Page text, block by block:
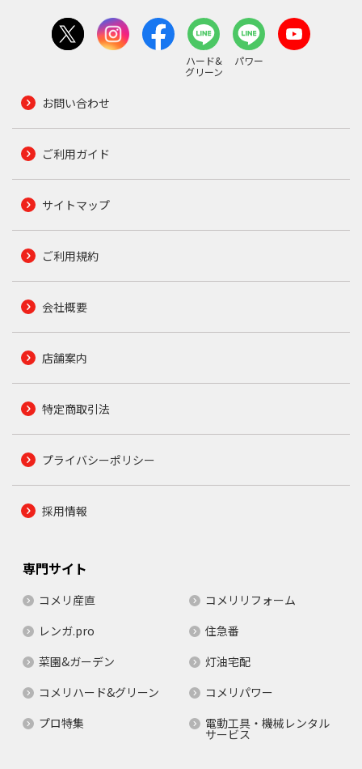
ハード&
グリーン
パワー
お問い合わせ
ご利用ガイド
サイトマップ
ご利用規約
会社概要
店舗案内
特定商取引法
プライバシーポリシー
採用情報
専門サイト
コメリ産直
コメリリフォーム
レンガ.pro
住急番
菜園&ガーデン
灯油宅配
コメリハード&グリーン
コメリパワー
プロ特集
電動工具・機械レンタル
サービス